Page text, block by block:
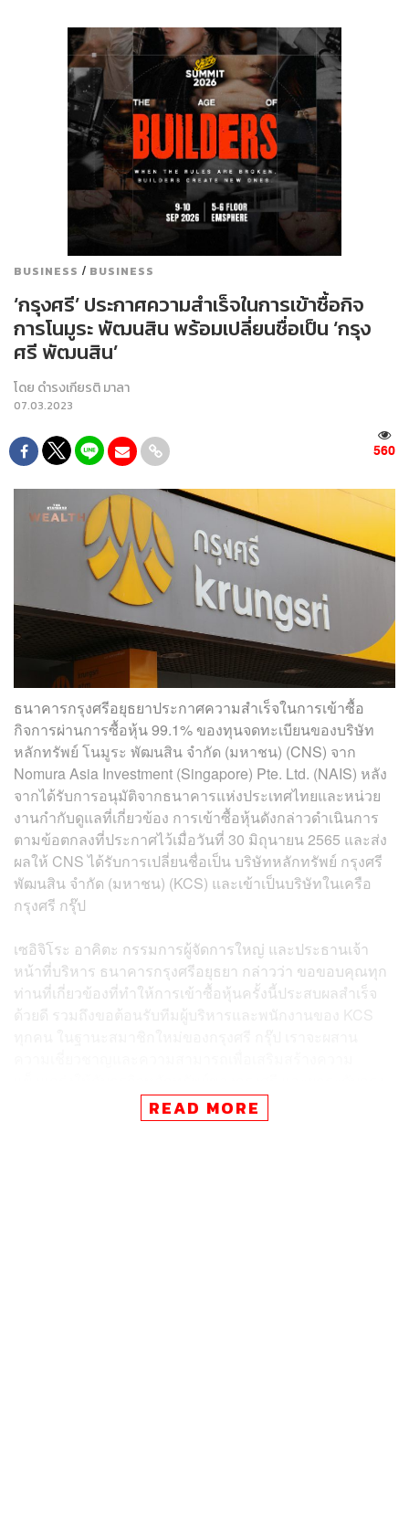
BUSINESS / BUSINESS
‘กรุงศรี’ ประกาศความสำเร็จในการเข้าซื้อกิจ
การโนมูระ พัฒนสิน พร้อมเปลี่ยนชื่อเป็น ‘กรุง
ศรี พัฒนสิน’
โดย ดำรงเกียรติ มาลา
07.03.2023
560
ธนาคารกรุงศรีอยุธยาประกาศความสำเร็จในการเข้าซื้อ
กิจการผ่านการซื้อหุ้น 99.1% ของทุนจดทะเบียนของบริษัท
หลักทรัพย์ โนมูระ พัฒนสิน จำกัด (มหาชน) (CNS) จาก
Nomura Asia Investment (Singapore) Pte. Ltd. (NAIS) หลัง
จากได้รับการอนุมัติจากธนาคารแห่งประเทศไทยและหน่วย
งานกำกับดูแลที่เกี่ยวข้อง การเข้าซื้อหุ้นดังกล่าวดำเนินการ
ตามข้อตกลงที่ประกาศไว้เมื่อวันที่ 30 มิถุนายน 2565 และส่ง
ผลให้ CNS ได้รับการเปลี่ยนชื่อเป็น บริษัทหลักทรัพย์ กรุงศรี
พัฒนสิน จำกัด (มหาชน) (KCS) และเข้าเป็นบริษัทในเครือ
กรุงศรี กรุ๊ป
เซอิจิโระ อาคิตะ กรรมการผู้จัดการใหญ่ และประธานเจ้า
หน้าที่บริหาร ธนาคารกรุงศรีอยุธยา กล่าวว่า ขอขอบคุณทุก
ท่านที่เกี่ยวข้องที่ทำให้การเข้าซื้อหุ้นครั้งนี้ประสบผลสำเร็จ
ด้วยดี รวมถึงขอต้อนรับทีมผู้บริหารและพนักงานของ KCS
ศรีในฐานะพันธมิตรที่ลูกค้าไว้วางใจ (Trusted Partner) อย่าง
READ MORE